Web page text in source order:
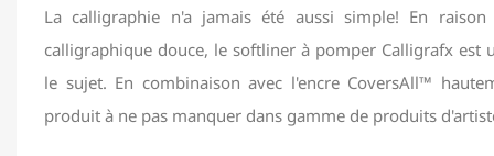
La calligraphie n'a jamais été aussi simple! En
calligraphique douce, le softliner à pomper Calligrafx est
le sujet. En combinaison avec l'encre CoversAll™
produit à ne pas manquer dans gamme de produits